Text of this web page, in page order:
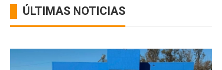
ÚLTIMAS NOTICIAS